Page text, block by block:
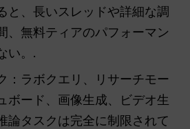
と、長いスレッドや詳細な調
、無料ティアのパフォーマン
い。.
：ラボクエリ、リサーチモー
ボード、画像生成、ビデオ生
論タスクは完全に制限されて